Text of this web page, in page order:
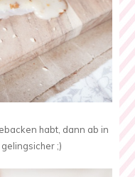
habt, dann ab in
;)